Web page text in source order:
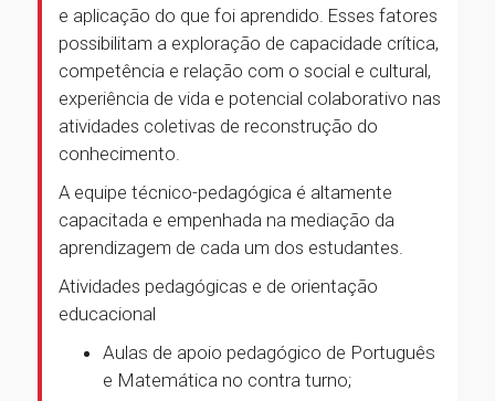
e aplicação do que foi aprendido. Esses fatores
possibilitam a exploração de capacidade crítica,
competência e relação com o social e cultural,
experiência de vida e potencial colaborativo nas
atividades coletivas de reconstrução do
conhecimento.
A equipe técnico-pedagógica é altamente
capacitada e empenhada na mediação da
aprendizagem de cada um dos estudantes.
Atividades pedagógicas e de orientação
educacional
Aulas de apoio pedagógico de Português
e Matemática no contra turno;